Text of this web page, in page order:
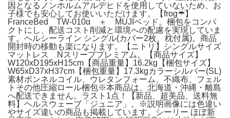
因となるノンホルムアルデヒドを使用していないため、お
子様でも安心してお使いいただけます。【frog☔︎】
FranceBed TW-010α ＋ MUJIベッド。梱包をコンパ
クトにし、配送コスト削減と環境への配慮を実現していま
す。ヘルシーライン シングル(カバー2枚、枕付属)。商品
開封時の移動も楽になります。【ニトリ】シングルサイズ
マットレス Nスリーププレミアム。【商品サイズ】
W120xD195xH15cm【商品重量】16.2kg【梱包サイズ】
W65xD37xH37cm【梱包重量】17.3kgカラーシルバー(SL)
素材ボンネルコイル、ウレタンフォーム、不織布、フェル
トその他圧縮ロール梱包※本商品は、北海道・沖縄・離島
へ配送できません。ラスト1点！【新品、超美品、送料無
料】ヘルスウェーブ「ジュニア」。※説明画像には色違い
やサイズ違いの商品も掲載しています。シーリー ほぼ新